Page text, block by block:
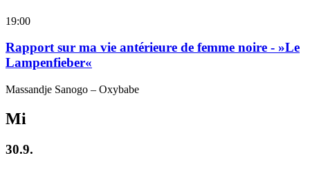
19:00
Rapport sur ma vie antérieure de femme noire - »Le
Lampenfieber«
Massandje Sanogo – Oxybabe
Mi
30.9.